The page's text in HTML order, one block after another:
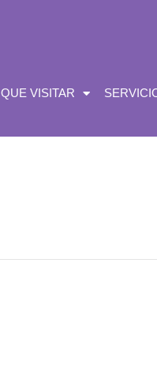
QUE VISITAR